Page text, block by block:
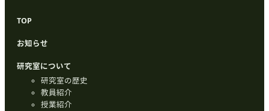
TOP
お知らせ
研究室について
研究室の歴史
教員紹介
授業紹介